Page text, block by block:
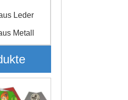
Leder
Metall